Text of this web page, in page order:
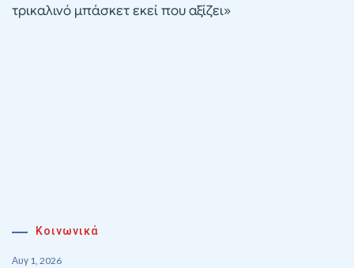
τρικαλινό μπάσκετ εκεί που αξίζει»
Κοινωνικά
Αυγ 1, 2026